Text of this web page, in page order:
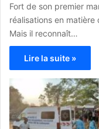
Fort de son premier
réalisations en matière
Mais il reconnaît…
Lire la suite »